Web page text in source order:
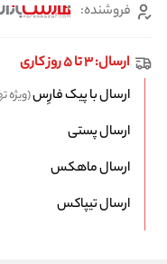
فروشنده:
ارسال: ۳ تا ۵ روز کاری
ارسال با پیک فارِس(ویژه
ارسال پستی
ارسال ماهکس
ارسال تیپاکس